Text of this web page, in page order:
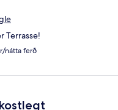
Terrasse!
nátta ferð